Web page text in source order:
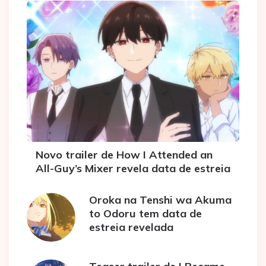
Novo trailer de How I Attended an
All-Guy’s Mixer revela data de estreia
Oroka na Tenshi wa Akuma
to Odoru tem data de
estreia revelada